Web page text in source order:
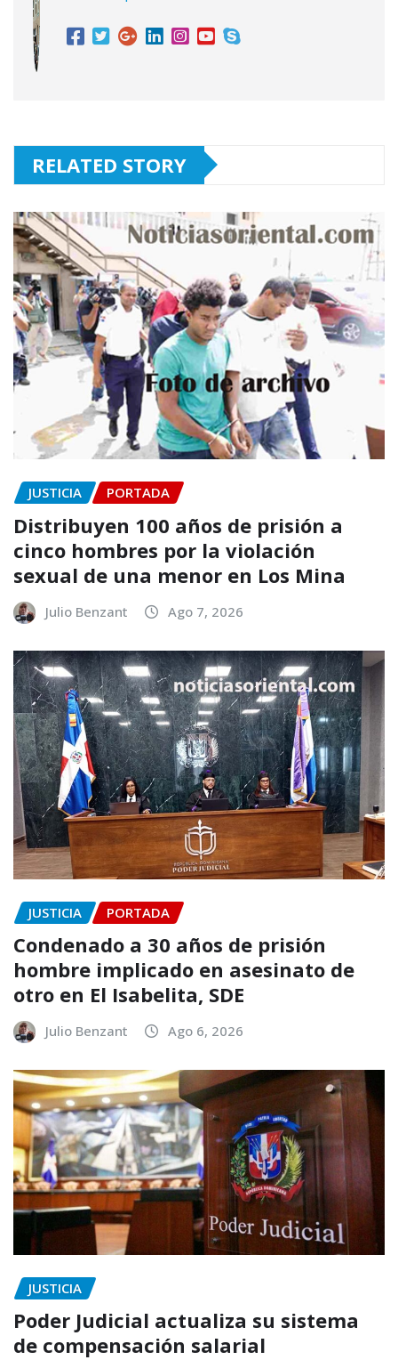
RELATED STORY
JUSTICIA PORTADA
Distribuyen 100 años de prisión a
cinco hombres por la violación
sexual de una menor en Los Mina
Julio Benzant Ago 7, 2026
JUSTICIA PORTADA
Condenado a 30 años de prisión
hombre implicado en asesinato de
otro en El Isabelita, SDE
Julio Benzant Ago 6, 2026
JUSTICIA
Poder Judicial actualiza su sistema
de compensación salarial